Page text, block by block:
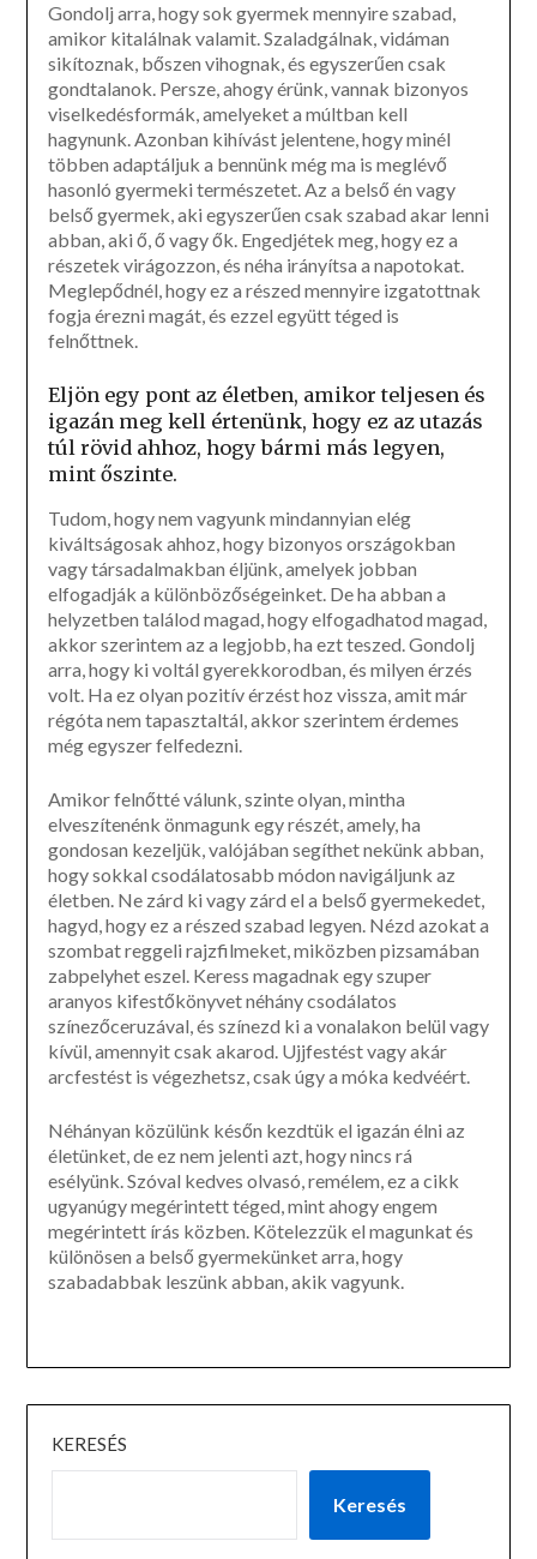
Gondolj arra, hogy sok gyermek mennyire szabad,
amikor kitalálnak valamit. Szaladgálnak, vidáman
sikítoznak, bőszen vihognak, és egyszerűen csak
gondtalanok. Persze, ahogy érünk, vannak bizonyos
viselkedésformák, amelyeket a múltban kell
hagynunk. Azonban kihívást jelentene, hogy minél
többen adaptáljuk a bennünk még ma is meglévő
hasonló gyermeki természetet. Az a belső én vagy
belső gyermek, aki egyszerűen csak szabad akar lenni
abban, aki ő, ő vagy ők. Engedjétek meg, hogy ez a
részetek virágozzon, és néha irányítsa a napotokat.
Meglepődnél, hogy ez a részed mennyire izgatottnak
fogja érezni magát, és ezzel együtt téged is
felnőttnek.
Eljön egy pont az életben, amikor teljesen és
igazán meg kell értenünk, hogy ez az utazás
túl rövid ahhoz, hogy bármi más legyen,
mint őszinte.
Tudom, hogy nem vagyunk mindannyian elég
kiváltságosak ahhoz, hogy bizonyos országokban
vagy társadalmakban éljünk, amelyek jobban
elfogadják a különbözőségeinket. De ha abban a
helyzetben találod magad, hogy elfogadhatod magad,
akkor szerintem az a legjobb, ha ezt teszed. Gondolj
arra, hogy ki voltál gyerekkorodban, és milyen érzés
volt. Ha ez olyan pozitív érzést hoz vissza, amit már
régóta nem tapasztaltál, akkor szerintem érdemes
még egyszer felfedezni.
Amikor felnőtté válunk, szinte olyan, mintha
elveszítenénk önmagunk egy részét, amely, ha
gondosan kezeljük, valójában segíthet nekünk abban,
hogy sokkal csodálatosabb módon navigáljunk az
életben. Ne zárd ki vagy zárd el a belső gyermekedet,
hagyd, hogy ez a részed szabad legyen. Nézd azokat a
szombat reggeli rajzfilmeket, miközben pizsamában
zabpelyhet eszel. Keress magadnak egy szuper
aranyos kifestőkönyvet néhány csodálatos
színezőceruzával, és színezd ki a vonalakon belül vagy
kívül, amennyit csak akarod. Ujjfestést vagy akár
arcfestést is végezhetsz, csak úgy a móka kedvéért.
Néhányan közülünk későn kezdtük el igazán élni az
életünket, de ez nem jelenti azt, hogy nincs rá
esélyünk. Szóval kedves olvasó, remélem, ez a cikk
ugyanúgy megérintett téged, mint ahogy engem
megérintett írás közben. Kötelezzük el magunkat és
különösen a belső gyermekünket arra, hogy
szabadabbak leszünk abban, akik vagyunk.
KERESÉS
Keresés